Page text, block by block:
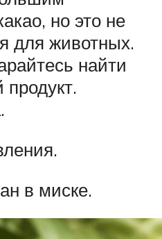
но это не
для животных.
найти
в миске.